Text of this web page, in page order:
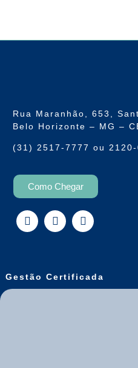
Rua Maranhão, 653,
Belo Horizonte – MG –
(31) 2517-7777 ou 2120-
Como Chegar
Gestão Certificada